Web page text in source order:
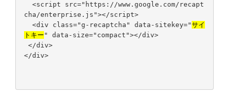
<script src="https://www.google.com/recapt
cha/enterprise.js"></script>
<div class="g-recaptcha" data-sitekey="サイ
トキー " data-size="compact"></div>
</div>